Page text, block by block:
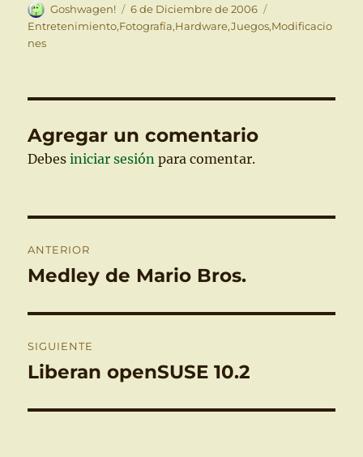
Autor
Goshwagen!
Publicado
el
6 de Diciembre de 2006
Entretenimiento,Fotografía,Hardware,Juegos,Modificacio
nes
Agregar un comentario
Debesiniciar sesión para comentar.
de
ANTERIOR
Entrada
Medley de Mario Bros.
SIGUIENTE
Entrada
Liberan openSUSE 10.2